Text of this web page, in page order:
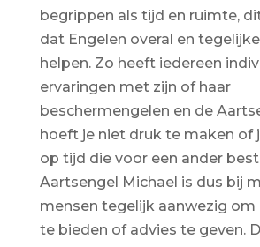
begrippen als tijd en ruimte,
dat Engelen overal en
helpen. Zo heeft iedereen
ervaringen met zijn of haar
beschermengelen en de
hoeft je niet druk te maken of
op tijd die voor een ander
Aartsengel Michael is dus bij
mensen tegelijk aanwezig om
te bieden of advies te geven.